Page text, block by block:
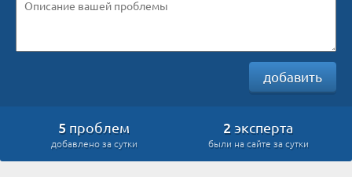
добавить
5 проблем
добавлено за сутки
2 эксперта
были на сайте за сутки